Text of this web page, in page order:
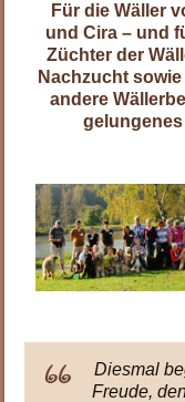
Für die Wäller
und Cira – und
Züchter der
Nachzucht
andere
Diesmal
Freude,